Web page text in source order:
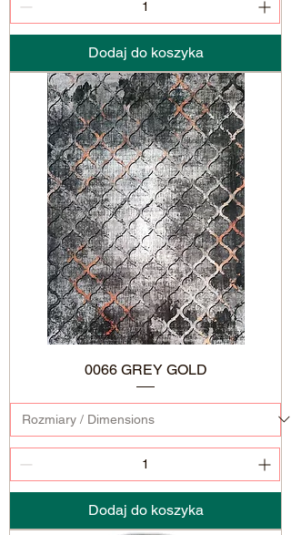
Dodaj do koszyka
0066 GREY GOLD
Dodaj do koszyka